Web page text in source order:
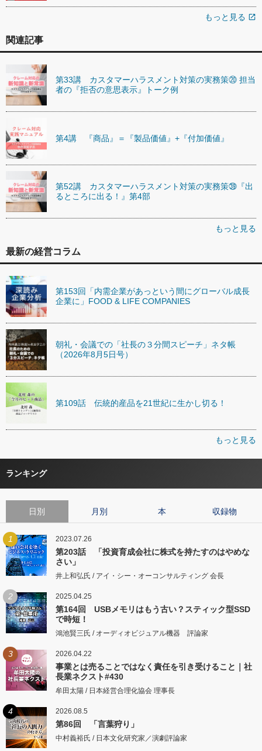
もっと見る open_in_new
関連記事
第33講 カスタマーハラスメント対策の実務策⑳ 担当
者の『拒否の意思表示』トーク例
第4講 『商品』＝『製品価値』+『付加価値』
第52講 カスタマーハラスメント対策の実務策㊴『出
るところに出る！』第4部
もっと見る
最新の経営コラム
第153回「内需企業があっという間にグローバル成長
企業に」FOOD & LIFE COMPANIES
朝礼・会議での「社長の３分間スピーチ」ネタ帳
（2026年8月5日号）
第109話 伝統的産品を21世紀に生かし切る！
もっと見る
ランキング
日別 月別 本 収録物
1 2023.07.26
第203話 「投資育成会社に株式を持たすのはやめな
さい」
井上和弘氏 / アイ・シー・オーコンサルティング 会長
2 2025.04.25
第164回 USBメモリはもう古い？スティック型SSD
で時短！
鴻池賢三氏 / オーディオビジュアル機器 評論家
3 2026.04.22
事業とは売ることではなく責任を引き受けること｜社
長業ネクスト#430
牟田太陽 / 日本経営合理化協会 理事長
4 2026.08.5
第86回 「言葉狩り」
中村義裕氏 / 日本文化研究家／演劇評論家